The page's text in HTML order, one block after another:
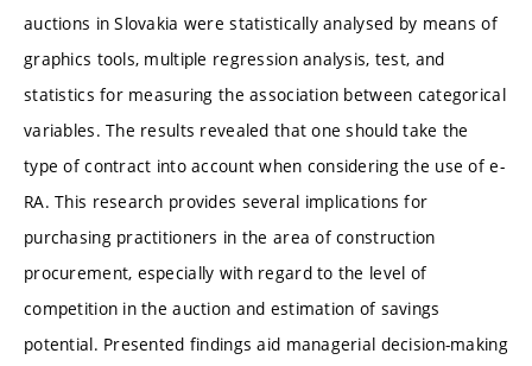
auctions in Slovakia were statistically analysed by means of
graphics tools, multiple regression analysis, test, and
statistics for measuring the association between categorical
variables. The results revealed that one should take the
type of contract into account when considering the use of e-
RA. This research provides several implications for
purchasing practitioners in the area of construction
procurement, especially with regard to the level of
competition in the auction and estimation of savings
potential. Presented findings aid managerial decision-making